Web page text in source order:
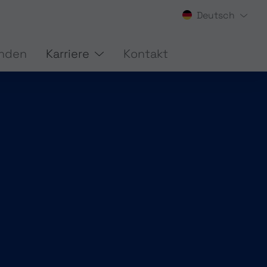
Deutsch
Karriere (current)Kontakt